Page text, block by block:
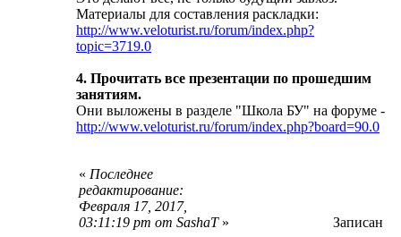
Материалы для составления раскладки:
http://www.veloturist.ru/forum/index.php?
topic=3719.0
4. Прочитать все презентации по прошедшим
занятиям.
Они выложены в разделе "Школа БУ" на форуме -
http://www.veloturist.ru/forum/index.php?board=90.0
« Последнее
редактирование:
Февраля 17, 2017,
03:11:19 pm от SashaT» Записан